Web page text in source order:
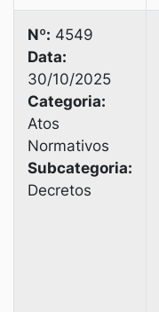
Nº: 4549
Data:
30/10/2025
Categoria:
Atos
Normativos
Subcategoria:
Decretos